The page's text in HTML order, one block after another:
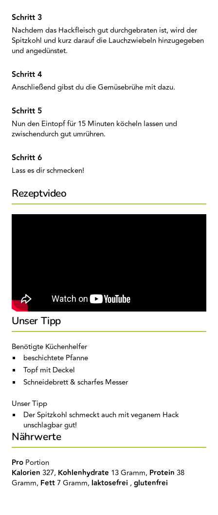
Nachdem das Hackfleisch gut durchgebraten ist, wird der
Spitzkohl und kurz darauf die Lauchzwiebeln hinzugegeben
und angedünstet.
Anschließend gibst du die Gemüsebrühe mit dazu.
Nun den Eintopf für 15 Minuten köcheln lassen und
zwischendurch gut umrühren.
Lass es dir schmecken!
Rezeptvideo
Unser Tipp
Benötigte Küchenhelfer
beschichtete Pfanne
Topf mit Deckel
Schneidebrett & scharfes Messer
Unser Tipp
Der Spitzkohl schmeckt auch mit veganem Hack
unschlagbar gut!
Nährwerte
Pro Portion
Kalorien 327, Kohlenhydrate 13 Gramm, Protein 38
Gramm, Fett7 Gramm, laktosefrei , glutenfrei